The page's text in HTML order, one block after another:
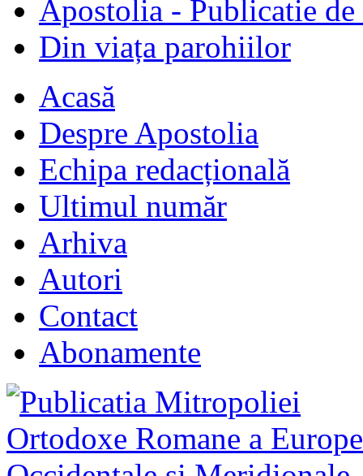
Apostolia - Publicatie
Din viața parohiilor
Acasă
Despre Apostolia
Echipa redacțională
Ultimul număr
Arhiva
Autori
Contact
Abonamente